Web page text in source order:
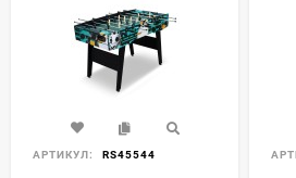
АРТИКУЛ: RS45544